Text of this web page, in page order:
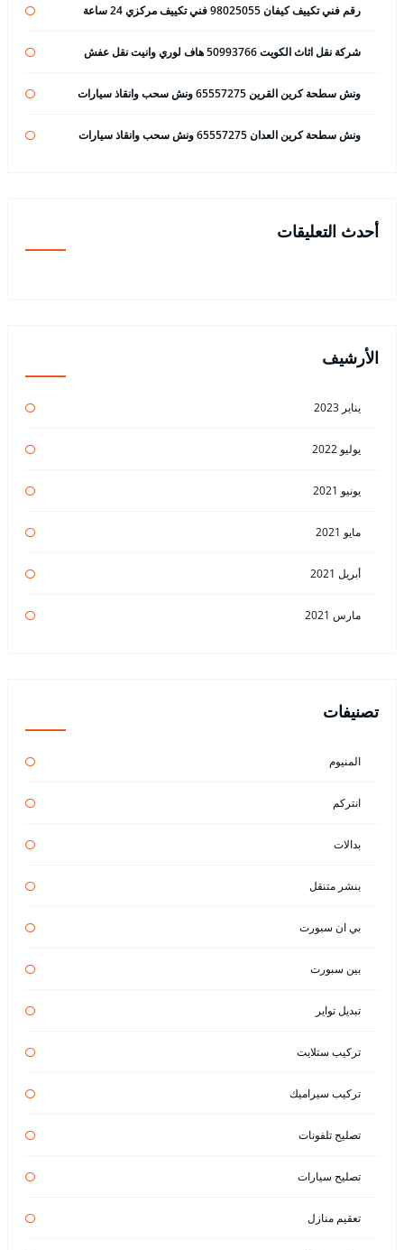
رقم فني تكييف كيفان 98025055 فني تكييف مركزي 24 ساعة
شركة نقل اثاث الكويت 50993766 هاف لوري وانيت نقل عفش
ونش سطحة كرين القرين 65557275 ونش سحب وانقاذ سيارات
ونش سطحة كرين العدان 65557275 ونش سحب وانقاذ سيارات
أحدث التعليقات
الأرشيف
يناير 2023
يوليو 2022
يونيو 2021
مايو 2021
أبريل 2021
مارس 2021
تصنيفات
المنيوم
انتركم
بدالات
بنشر متنقل
بي ان سبورت
بين سبورت
تبديل تواير
تركيب ستلايت
تركيب سيراميك
تصليح تلفونات
تصليح سيارات
تعقيم منازل